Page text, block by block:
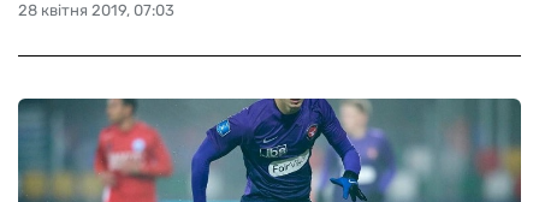
28 квітня 2019, 07:03